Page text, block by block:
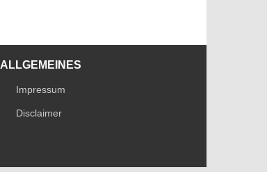
ALLGEMEINES
Impressum
Disclaimer